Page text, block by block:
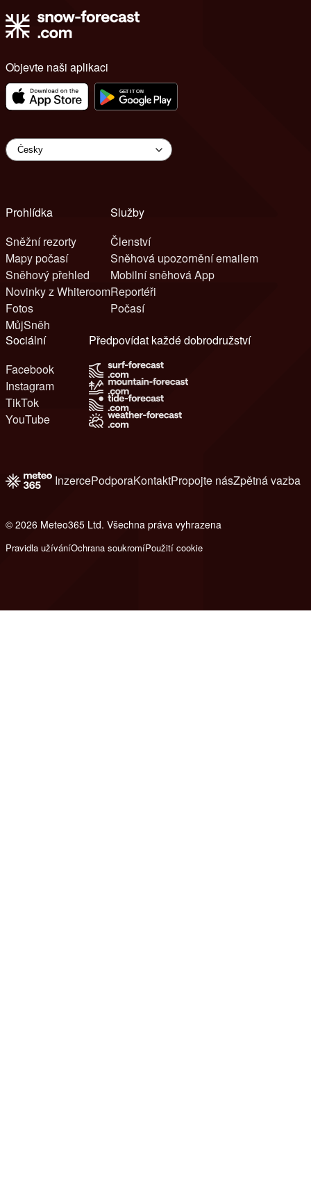
Objevte naši aplikaci
Prohlídka
Sněžní rezorty
Mapy počasí
Sněhový přehled
Novinky z Whiteroom
Fotos
MůjSněh
Služby
Členství
Sněhová upozornění emailem
Mobilní sněhová App
Reportéři
Počasí
Sociální
Facebook
Instagram
TikTok
YouTube
Předpovídat každé dobrodružství
InzercePodporaKontaktPropojte násZpětná vazba
© 2026 Meteo365 Ltd. Všechna práva vyhrazena
Pravidla užíváníOchrana soukromíPoužití cookie